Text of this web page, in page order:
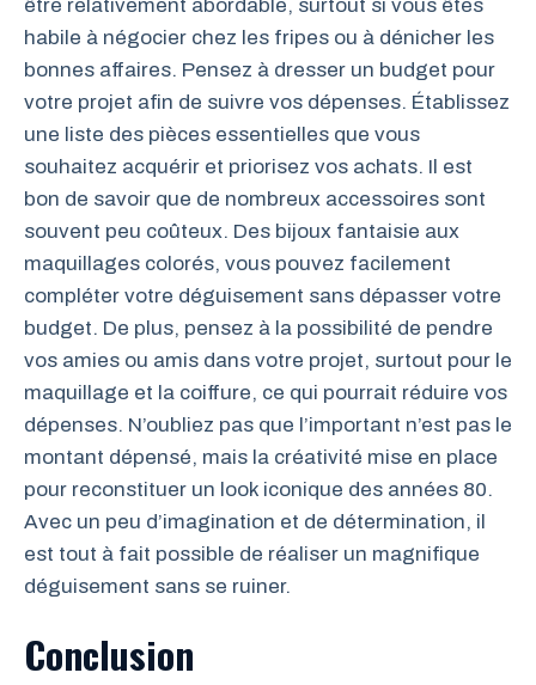
être relativement abordable, surtout si vous êtes
habile à négocier chez les fripes ou à dénicher les
bonnes affaires. Pensez à dresser un budget pour
votre projet afin de suivre vos dépenses. Établissez
une liste des pièces essentielles que vous
souhaitez acquérir et priorisez vos achats. Il est
bon de savoir que de nombreux accessoires sont
souvent peu coûteux. Des bijoux fantaisie aux
maquillages colorés, vous pouvez facilement
compléter votre déguisement sans dépasser votre
budget. De plus, pensez à la possibilité de pendre
vos amies ou amis dans votre projet, surtout pour le
maquillage et la coiffure, ce qui pourrait réduire vos
dépenses. N’oubliez pas que l’important n’est pas le
montant dépensé, mais la créativité mise en place
pour reconstituer un look iconique des années 80.
Avec un peu d’imagination et de détermination, il
est tout à fait possible de réaliser un magnifique
déguisement sans se ruiner.
Conclusion